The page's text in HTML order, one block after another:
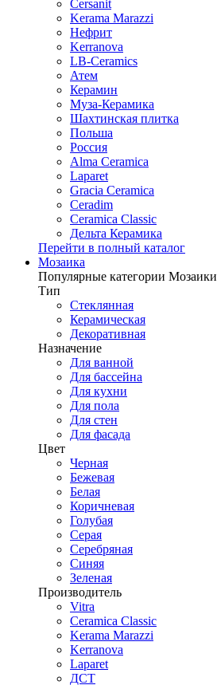
Cersanit
Kerama Marazzi
Нефрит
Kerranova
LB-Ceramics
Атем
Керамин
Муза-Керамика
Шахтинская плитка
Польша
Россия
Alma Ceramica
Laparet
Gracia Ceramica
Ceradim
Ceramica Classic
Дельта Керамика
Перейти в полный каталог
Мозаика
Популярные категории Мозаики
Тип
Стеклянная
Керамическая
Декоративная
Назначение
Для ванной
Для бассейна
Для кухни
Для пола
Для стен
Для фасада
Цвет
Черная
Бежевая
Белая
Коричневая
Голубая
Серая
Серебряная
Синяя
Зеленая
Производитель
Vitra
Ceramica Classic
Kerama Marazzi
Kerranova
Laparet
ДСТ